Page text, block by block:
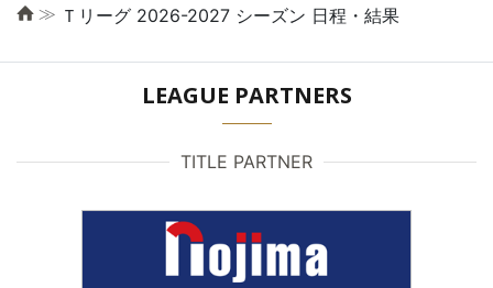
≫ Ｔリーグ 2026-2027 シーズン 日程・結果
LEAGUE PARTNERS
TITLE PARTNER